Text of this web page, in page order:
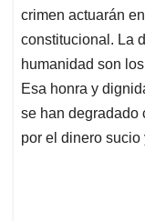
crimen actuarán
constitucional. La
humanidad son
Esa honra y
se han degradado
por el dinero sucio